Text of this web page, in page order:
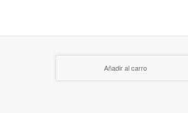
Añadir al carro